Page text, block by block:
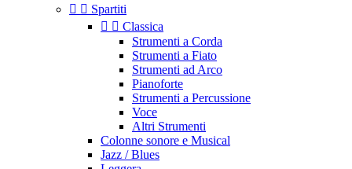
  Spartiti
  Classica
Strumenti a Corda
Strumenti a Fiato
Strumenti ad Arco
Pianoforte
Strumenti a Percussione
Voce
Altri Strumenti
Colonne sonore e Musical
Jazz / Blues